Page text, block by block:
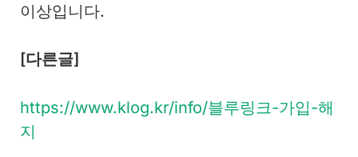
이상입니다.
[다른글]
https://www.klog.kr/info/블루링크-가입-해
지